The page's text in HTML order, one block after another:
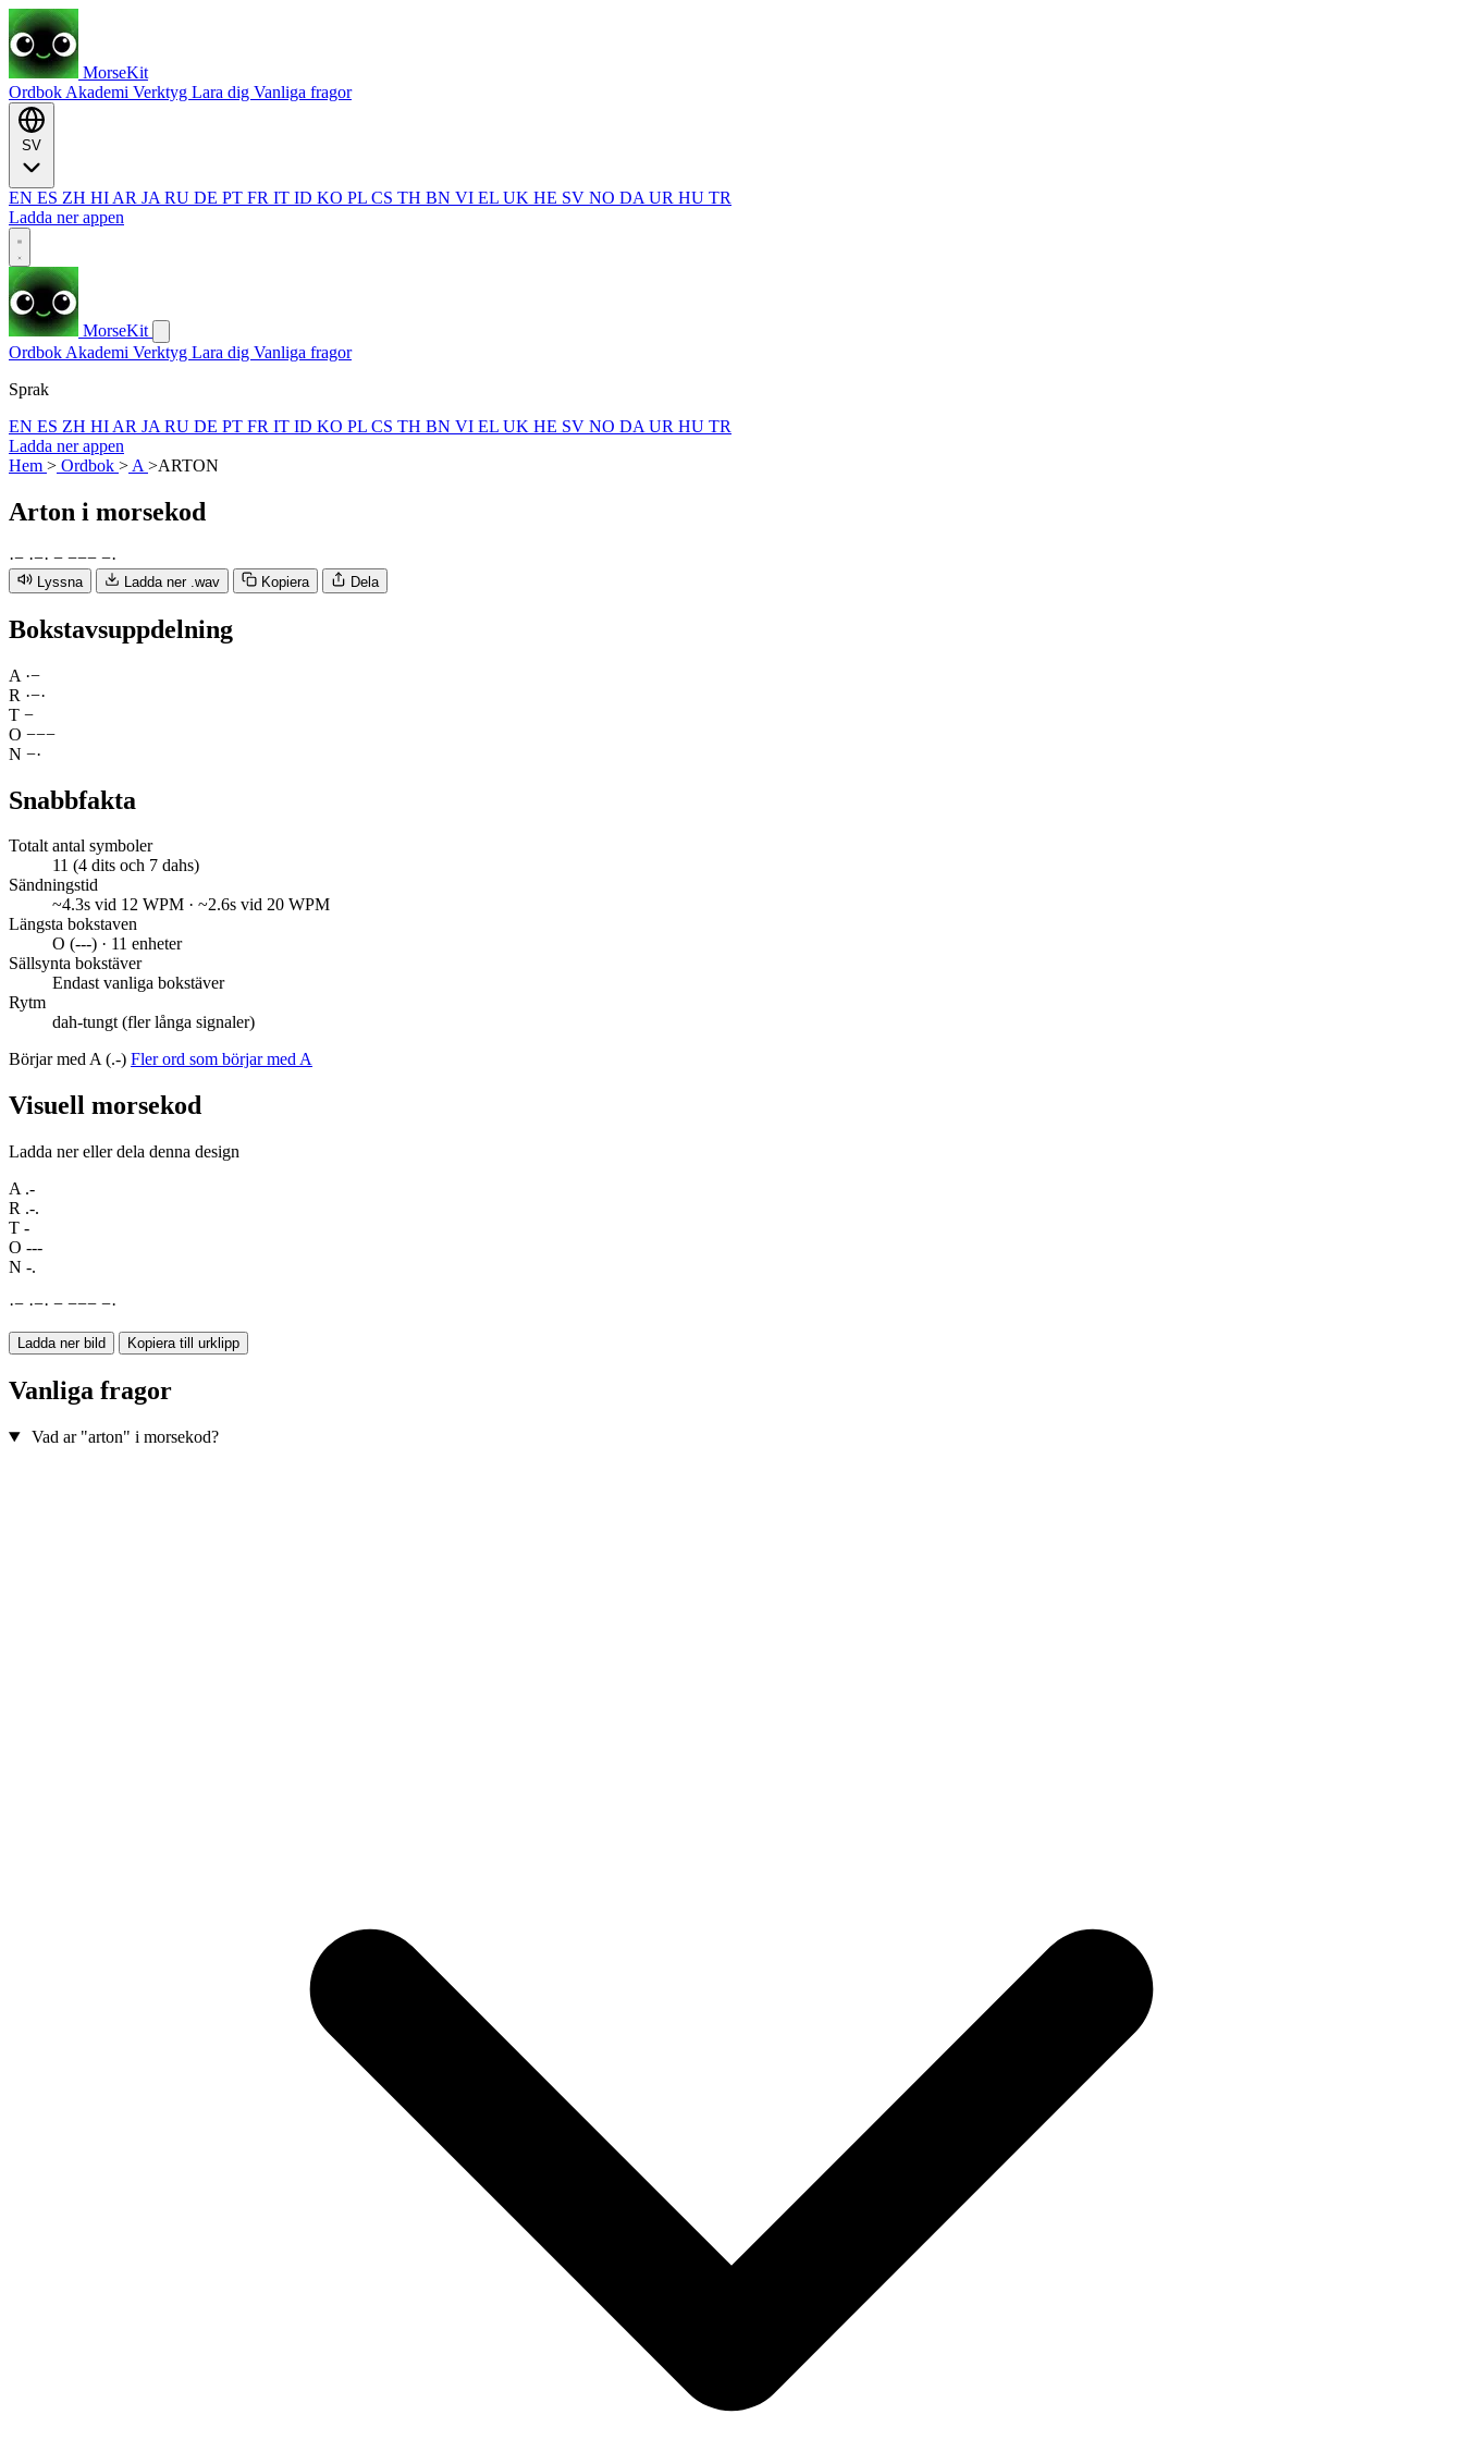
MorseKit
Ordbok Akademi Verktyg Lara dig Vanliga fragor
EN ES ZH HI AR JA RU DE PT FR IT ID KO PL CS TH BN VI EL UK HE SV NO DA UR HU TR
Ladda ner appen
MorseKit
Ordbok Akademi Verktyg Lara dig Vanliga fragor
Sprak
EN ES ZH HI AR JA RU DE PT FR IT ID KO PL CS TH BN VI EL UK HE SV NO DA UR HU TR
Ladda ner appen
Hem > Ordbok > A >ARTON
Arton i morsekod
·− ·−· − −−− −·
Lyssna Ladda ner .wav Kopiera Dela
Bokstavsuppdelning
A ·−
R ·−·
T −
O −−−
N −·
Snabbfakta
Totalt antal symboler
11 (4 dits och 7 dahs)
Sändningstid
~4.3s vid 12 WPM · ~2.6s vid 20 WPM
Längsta bokstaven
O (---) · 11 enheter
Sällsynta bokstäver
Endast vanliga bokstäver
Rytm
dah-tungt (fler långa signaler)
Börjar med A (.-) Fler ord som börjar med A
Visuell morsekod
Ladda ner eller dela denna design
A .-
R .-.
T -
O ---
N -.
·− ·−· − −−− −·
Ladda ner bild Kopiera till urklipp
Vanliga fragor
Vad ar "arton" i morsekod?